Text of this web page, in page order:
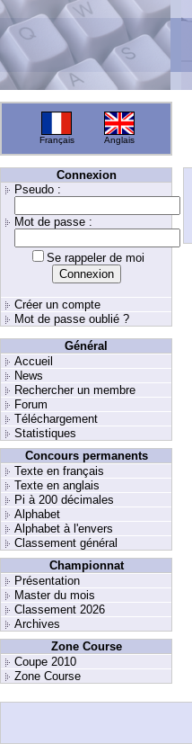
Français Anglais
Connexion
Pseudo :
Mot de passe :
Se rappeler de moi
Créer un compte
Mot de passe oublié ?
Général
Accueil
News
Rechercher un membre
Forum
Téléchargement
Statistiques
Concours permanents
Texte en français
Texte en anglais
Pi à 200 décimales
Alphabet
Alphabet à l'envers
Classement général
Championnat
Présentation
Master du mois
Classement 2026
Archives
Zone Course
Coupe 2010
Zone Course